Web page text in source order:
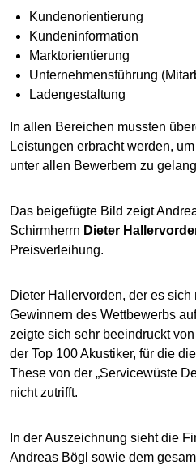
Kundenorientierung
Kundeninformation
Marktorientierung
Unternehmensführung
Ladengestaltung
In allen Bereichen mussten
Leistungen erbracht werden,
unter allen Bewerbern zu
Das beigefügte Bild zeigt
Schirmherrn Dieter
Preisverleihung.
Dieter Hallervorden, der es
Gewinnern des Wettbewerbs
zeigte sich sehr beeindruckt
der Top 100 Akustiker, für die
These von der „Servicewüste
nicht zutrifft.
In der Auszeichnung sieht die
Andreas Bögl sowie dem